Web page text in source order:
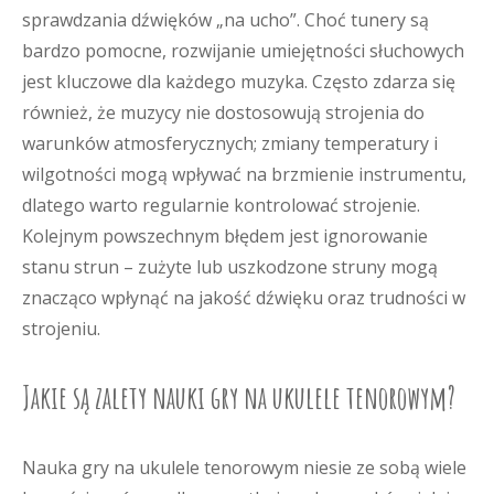
sprawdzania dźwięków „na ucho”. Choć tunery są
bardzo pomocne, rozwijanie umiejętności słuchowych
jest kluczowe dla każdego muzyka. Często zdarza się
również, że muzycy nie dostosowują strojenia do
warunków atmosferycznych; zmiany temperatury i
wilgotności mogą wpływać na brzmienie instrumentu,
dlatego warto regularnie kontrolować strojenie.
Kolejnym powszechnym błędem jest ignorowanie
stanu strun – zużyte lub uszkodzone struny mogą
znacząco wpłynąć na jakość dźwięku oraz trudności w
strojeniu.
Jakie są zalety nauki gry na ukulele tenorowym?
Nauka gry na ukulele tenorowym niesie ze sobą wiele